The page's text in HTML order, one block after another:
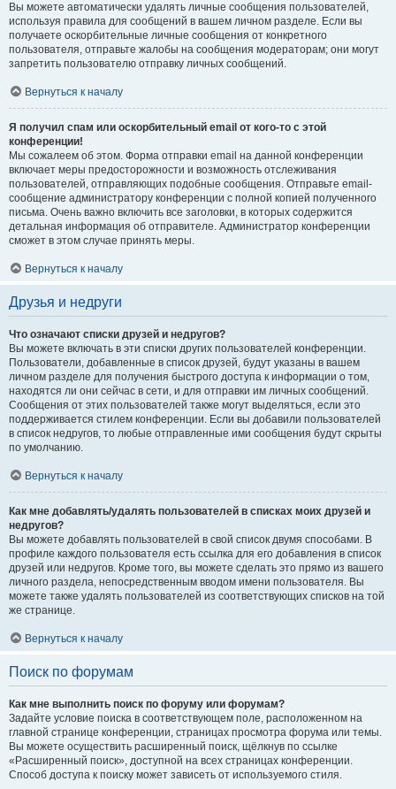
Вы можете автоматически удалять личные сообщения пользователей,
используя правила для сообщений в вашем личном разделе. Если вы
получаете оскорбительные личные сообщения от конкретного
пользователя, отправьте жалобы на сообщения модераторам; они могут
запретить пользователю отправку личных сообщений.
Вернуться к началу
Я получил спам или оскорбительный email от кого-то с этой
конференции!
Мы сожалеем об этом. Форма отправки email на данной конференции
включает меры предосторожности и возможность отслеживания
пользователей, отправляющих подобные сообщения. Отправьте email-
сообщение администратору конференции с полной копией полученного
письма. Очень важно включить все заголовки, в которых содержится
детальная информация об отправителе. Администратор конференции
сможет в этом случае принять меры.
Вернуться к началу
Друзья и недруги
Что означают списки друзей и недругов?
Вы можете включать в эти списки других пользователей конференции.
Пользователи, добавленные в список друзей, будут указаны в вашем
личном разделе для получения быстрого доступа к информации о том,
находятся ли они сейчас в сети, и для отправки им личных сообщений.
Сообщения от этих пользователей также могут выделяться, если это
поддерживается стилем конференции. Если вы добавили пользователей
в список недругов, то любые отправленные ими сообщения будут скрыты
по умолчанию.
Вернуться к началу
Как мне добавлять/удалять пользователей в списках моих друзей и
недругов?
Вы можете добавлять пользователей в свой список двумя способами. В
профиле каждого пользователя есть ссылка для его добавления в список
друзей или недругов. Кроме того, вы можете сделать это прямо из вашего
личного раздела, непосредственным вводом имени пользователя. Вы
можете также удалять пользователей из соответствующих списков на той
же странице.
Вернуться к началу
Поиск по форумам
Как мне выполнить поиск по форуму или форумам?
Задайте условие поиска в соответствующем поле, расположенном на
главной странице конференции, страницах просмотра форума или темы.
Вы можете осуществить расширенный поиск, щёлкнув по ссылке
«Расширенный поиск», доступной на всех страницах конференции.
Способ доступа к поиску может зависеть от используемого стиля.